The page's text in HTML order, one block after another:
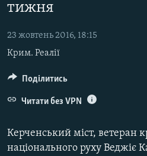
до
навігації
Перейти
пошуку
ВІДЕО ТА ФОТО
ПОЛІТИКА
БЛОГИ
ПОГЛЯД
ІНТЕРВ'Ю
СПЕЦПРОЕКТИ
тижня
23 жовтень 2016, 18:15
Крим. Реалії
Керченський міст, ветеран
національного руху Веджіє
Поділитись
Читати без VPN